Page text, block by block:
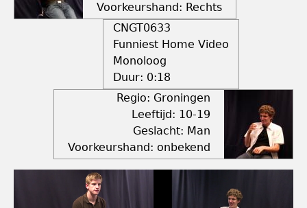
Voorkeurshand: Rechts
CNGT0633
Funniest Home Video
Monoloog
Duur: 0:18
Regio: Groningen
Leeftijd: 10-19
Geslacht: Man
Voorkeurshand: onbekend